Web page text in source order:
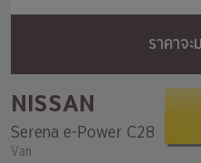
ราคาจะ
NISSAN
Serena e-Power C28
Van